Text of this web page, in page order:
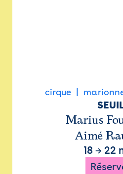
cirque
Marius
Aimé
18 → 22